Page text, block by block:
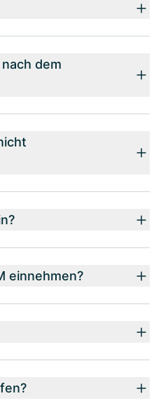
dem
einnehmen?